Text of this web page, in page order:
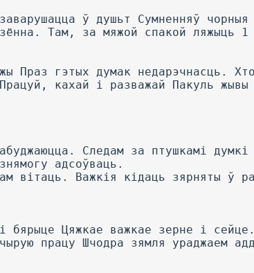
ў душьт Сумненняў чорныя
Там, за мяжой спакой ляжыць 1
Праз гэтых думак недарэчнасць.
кахай і разважай Пакуль жывы
Следам за птушкамі думкі
адсоўваць.
вітаць. Важкія кідаць зярняты ў
Цяжкае важкае зерне і сейце.
працу Шчодра зямля ураджаем